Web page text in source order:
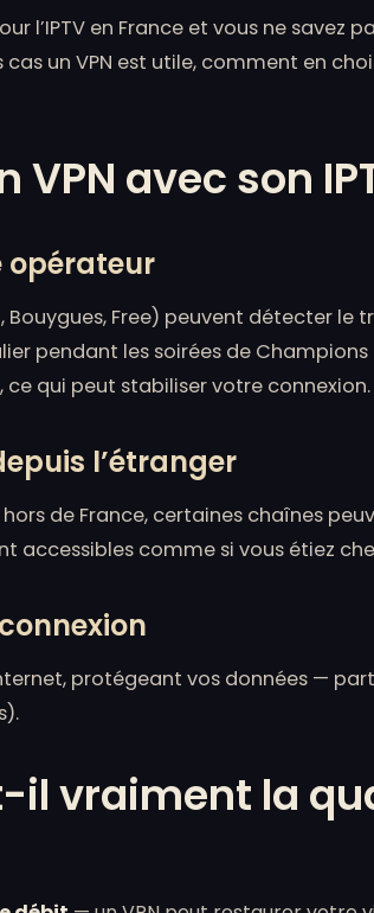
l’IPTV en France et vous ne savez
un VPN est utile, comment en
avec son
opérateur
Bouygues, Free) peuvent détecter le
pendant les soirées de Champions
qui peut stabiliser votre connexion.
l’étranger
de France, certaines chaînes
accessibles comme si vous étiez
protégeant vos données —
il vraiment la